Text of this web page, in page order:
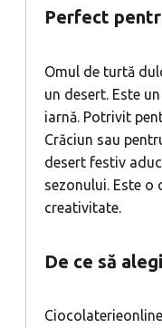
Perfect
Omul de turtă
un desert. Este
iarnă. Potrivit
Crăciun sau
desert festiv
sezonului. Este
creativitate.
De ce să